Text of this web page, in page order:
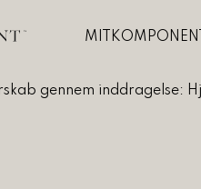
MITKOMPONENT
gennem inddragelse:
Udvikling